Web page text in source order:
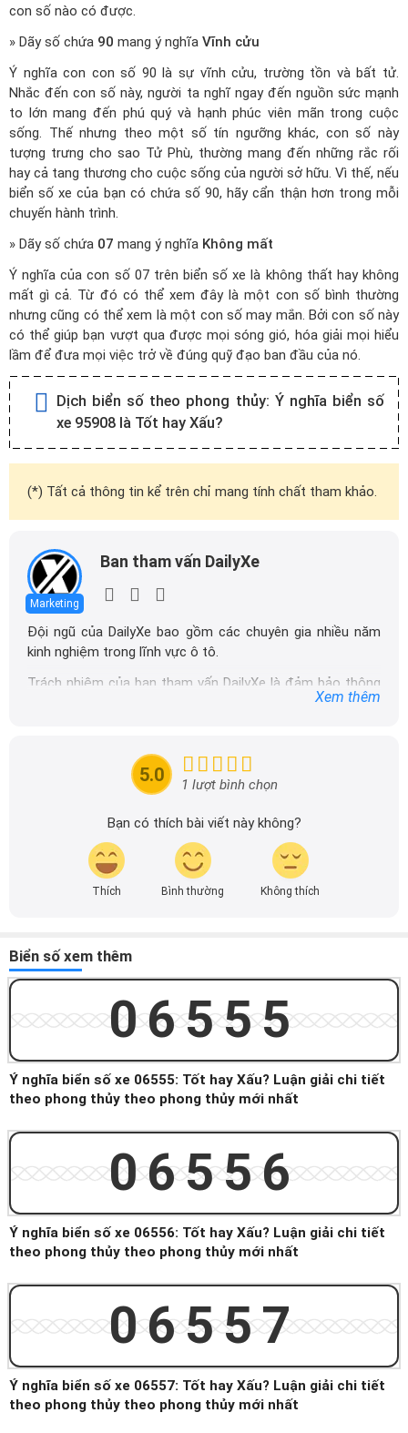
con số nào có được.
» Dãy số chứa 90 mang ý nghĩa Vĩnh cửu
Ý nghĩa con con số 90 là sự vĩnh cửu, trường tồn và bất tử.
Nhắc đến con số này, người ta nghĩ ngay đến nguồn sức mạnh
to lớn mang đến phú quý và hạnh phúc viên mãn trong cuộc
sống. Thế nhưng theo một số tín ngưỡng khác, con số này
tượng trưng cho sao Tử Phù, thường mang đến những rắc rối
hay cả tang thương cho cuộc sống của người sở hữu. Vì thế, nếu
biển số xe của bạn có chứa số 90, hãy cẩn thận hơn trong mỗi
chuyến hành trình.
» Dãy số chứa 07 mang ý nghĩa Không mất
Ý nghĩa của con số 07 trên biển số xe là không thất hay không
mất gì cả. Từ đó có thể xem đây là một con số bình thường
nhưng cũng có thể xem là một con số may mắn. Bởi con số này
có thể giúp bạn vượt qua được mọi sóng gió, hóa giải mọi hiểu
lầm để đưa mọi việc trở về đúng quỹ đạo ban đầu của nó.
Dịch biển số theo phong thủy: Ý nghĩa biển số
xe 95908 là Tốt hay Xấu?
(*) Tất cả thông tin kể trên chỉ mang tính chất tham khảo.
Marketing
Ban tham vấn DailyXe
Đội ngũ của DailyXe bao gồm các chuyên gia nhiều năm
kinh nghiệm trong lĩnh vực ô tô.
Trách nhiệm của ban tham vấn DailyXe là đảm bảo thông
tin chính xác được đăng tải trên dailyxe.com.vn, thường
tin nhanh chóng và dễ dàng hơn.
Xem thêm
5.0 1 lượt bình chọn
Bạn có thích bài viết này không?
Thích Bình thường Không thích
Biển số xem thêm
06555
Ý nghĩa biển số xe 06555: Tốt hay Xấu? Luận giải chi tiết
theo phong thủy theo phong thủy mới nhất
06556
Ý nghĩa biển số xe 06556: Tốt hay Xấu? Luận giải chi tiết
theo phong thủy theo phong thủy mới nhất
06557
Ý nghĩa biển số xe 06557: Tốt hay Xấu? Luận giải chi tiết
theo phong thủy theo phong thủy mới nhất